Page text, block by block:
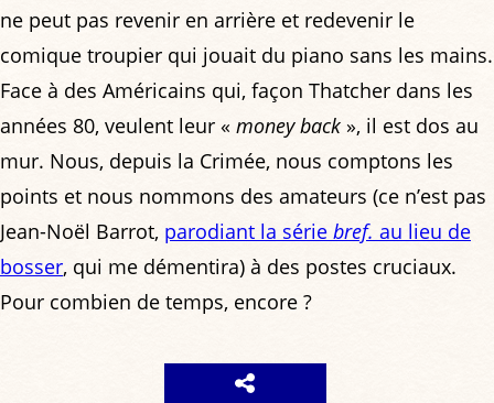
ne peut pas revenir en arrière et redevenir le
comique troupier qui jouait du piano sans les mains.
Face à des Américains qui, façon Thatcher dans les
années 80, veulent leur « money back », il est dos au
mur. Nous, depuis la Crimée, nous comptons les
points et nous nommons des amateurs (ce n’est pas
Jean-Noël Barrot, parodiant la série bref. au lieu de
bosser, qui me démentira) à des postes cruciaux.
Pour combien de temps, encore ?